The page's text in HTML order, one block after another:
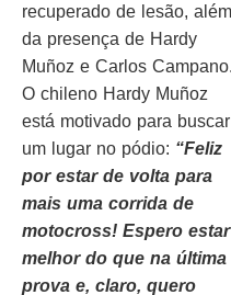
recuperado de lesão, além
da presença de Hardy
Muñoz e Carlos Campano.
O chileno Hardy Muñoz
está motivado para buscar
um lugar no pódio: “Feliz
por estar de volta para
mais uma corrida de
motocross! Espero estar
melhor do que na última
prova e, claro, quero